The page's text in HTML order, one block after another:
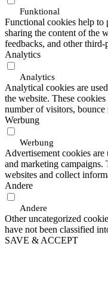
Funktional
Functional cookies help
sharing the content of the
feedbacks, and other third-
Analytics
Analytics
Analytical cookies are
the website. These
number of visitors, bounce
Werbung
Werbung
Advertisement cookies
and marketing campaigns.
websites and collect
Andere
Andere
Other uncategorized
have not been classified
SAVE & ACCEPT